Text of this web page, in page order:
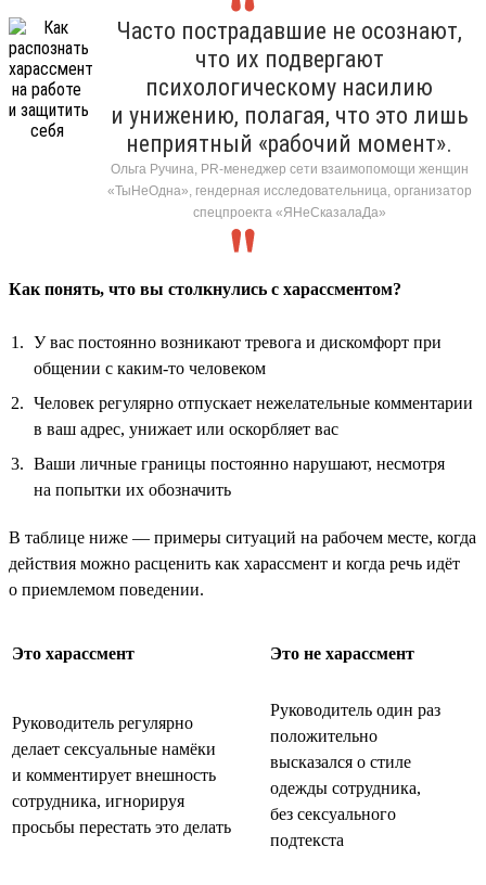
Часто пострадавшие не осознают,
что их подвергают
психологическому насилию
и унижению, полагая, что это лишь
неприятный «рабочий момент».
Ольга Ручина, PR-менеджер сети взаимопомощи женщин
«ТыНеОдна», гендерная исследовательница, организатор
спецпроекта «ЯНеСказалаДа»
Как понять, что вы столкнулись с харассментом?
У вас постоянно возникают тревога и дискомфорт при
общении с каким-то человеком
Человек регулярно отпускает нежелательные комментарии
в ваш адрес, унижает или оскорбляет вас
Ваши личные границы постоянно нарушают, несмотря
на попытки их обозначить
В таблице ниже — примеры ситуаций на рабочем месте, когда
действия можно расценить как харассмент и когда речь идёт
о приемлемом поведении.
Это харассмент Это не харассмент
Руководитель регулярно
делает сексуальные намёки
и комментирует внешность
сотрудника, игнорируя
просьбы перестать это делать
Руководитель один раз
положительно
высказался о стиле
одежды сотрудника,
без сексуального
подтекста